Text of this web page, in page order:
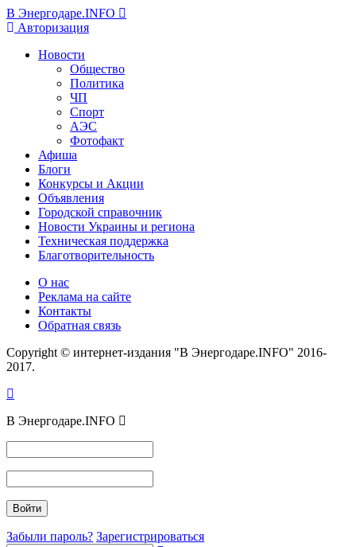
В Энергодаре.INFO
Авторизация
Новости
Общество
Политика
ЧП
Спорт
АЭС
Фотофакт
Афиша
Блоги
Конкурсы и Акции
Объявления
Городской справочник
Новости Украины и региона
Техническая поддержка
Благотворительность
О нас
Реклама на сайте
Контакты
Обратная связь
Copyright © интернет-издания "В Энергодаре.INFO" 2016-
2017.
В Энергодаре.INFO
Забыли пароль? Зарегистрироваться